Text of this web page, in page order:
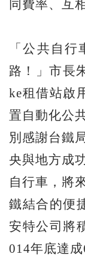
同費率、互
「公共自
路！」市長
ke租借站啟
置自動化公
別感謝台鐵
央與地方成
自行車，將
鐵結合的便
安特公司將
014年底達